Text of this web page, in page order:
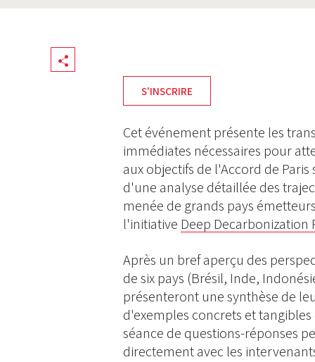
Share
S'INSCRIRE
Cet événement présente les
immédiates nécessaires pour
aux objectifs de l'Accord de
d'une analyse détaillée des
menée de grands pays
l'initiative Deep Decarbonization
Après un bref aperçu des
de six pays (Brésil, Inde,
présenteront une synthèse de
d'exemples concrets et
séance de questions-réponses
directement avec les